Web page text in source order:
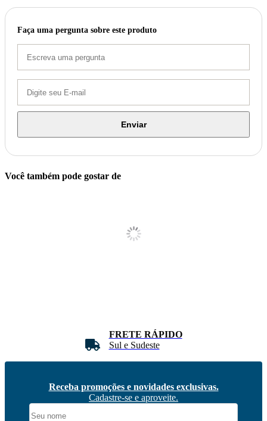
Faça uma pergunta sobre este produto
Enviar
Você também pode gostar de
FRETE RÁPIDO
Sul e Sudeste
Receba promoções e novidades exclusivas.
Cadastre-se e aproveite.